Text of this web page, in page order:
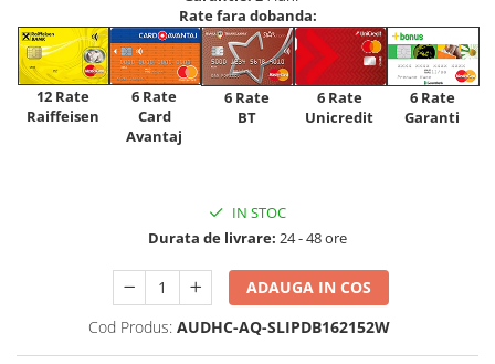
Rate fara dobanda:
12 Rate
Raiffeisen
6 Rate
Card
Avantaj
6 Rate
BT
6 Rate
Unicredit
6 Rate
Garanti
IN STOC
Durata de livrare: 24 - 48 ore
ADAUGA IN COS
Cod Produs: AUDHC-AQ-SLIPDB162152W